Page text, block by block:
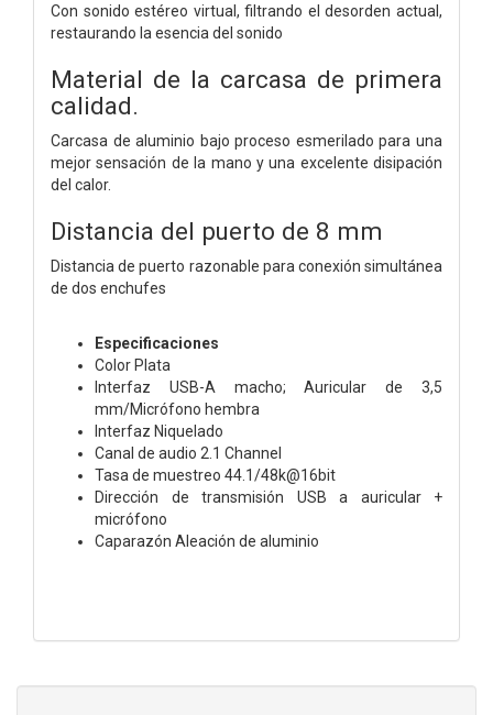
Con sonido estéreo virtual, filtrando el desorden actual,
restaurando la esencia del sonido
Material de la carcasa de primera
calidad.
Carcasa de aluminio bajo proceso esmerilado para una
mejor sensación de la mano y una excelente disipación
del calor.
Distancia del puerto de 8 mm
Distancia de puerto razonable para conexión simultánea
de dos enchufes
Especificaciones
Color Plata
Interfaz USB-A macho; Auricular de 3,5
mm/Micrófono hembra
Interfaz Niquelado
Canal de audio 2.1 Channel
Tasa de muestreo 44.1/48k@16bit
Dirección de transmisión USB a auricular +
micrófono
Caparazón Aleación de aluminio